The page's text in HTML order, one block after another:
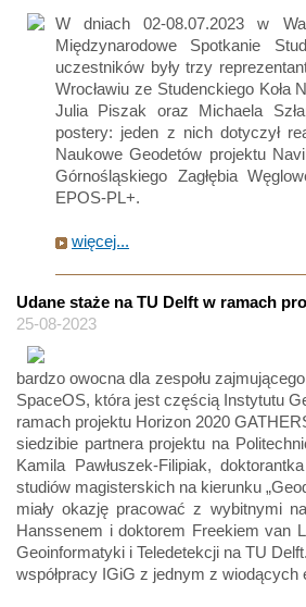
W dniach 02-08.07.2023 w
Międzynarodowe Spotkanie
uczestników były trzy
Wrocławiu ze Studenckiego Koła
Julia Piszak oraz Michaela
postery: jeden z nich dotyczył
Naukowe Geodetów projektu
Górnośląskiego Zagłębia
EPOS-PL+.
więcej...
Udane staże na TU Delft w ramach
25-08-2023
bardzo owocna dla zespołu
SpaceOS, która jest częścią Instytutu
ramach projektu Horizon 2020
siedzibie partnera projektu na
Kamila Pawłuszek-Filipiak,
studiów magisterskich na kierunku
miały okazję pracować z wybitnymi
Hanssenem i doktorem Freekiem van
Geoinformatyki i Teledetekcji na TU
współpracy IGiG z jednym z